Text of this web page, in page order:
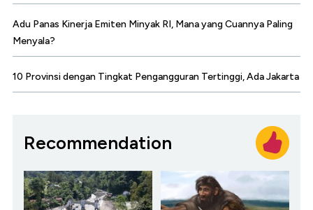
Adu Panas Kinerja Emiten Minyak RI, Mana yang Cuannya Paling
Menyala?
10 Provinsi dengan Tingkat Pengangguran Tertinggi, Ada Jakarta
Recommendation